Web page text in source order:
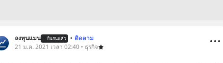
ลงทุนแมน ยืนยันแล้ว • ติดตาม
21 ม.ค. 2021 เวลา 02:40 • ธุรกิจ